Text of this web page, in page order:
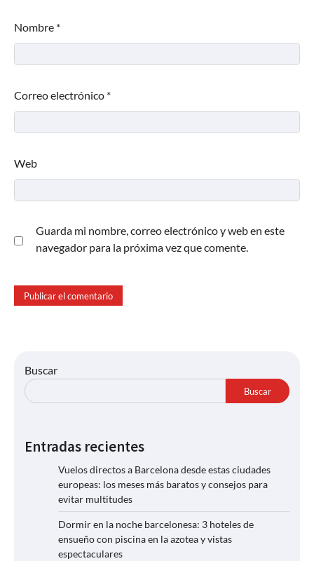
Nombre *
Correo electrónico *
Web
Guarda mi nombre, correo electrónico y web en este
navegador para la próxima vez que comente.
Buscar
Buscar
Entradas recientes
Vuelos directos a Barcelona desde estas ciudades
europeas: los meses más baratos y consejos para
evitar multitudes
Dormir en la noche barcelonesa: 3 hoteles de
ensueño con piscina en la azotea y vistas
espectaculares